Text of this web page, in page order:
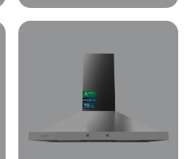
3 Leistungsstufen, Licht
und Kohlefilter.